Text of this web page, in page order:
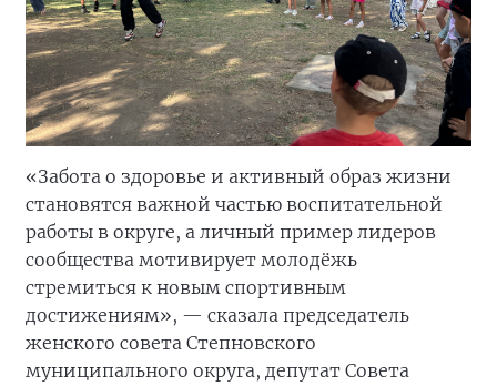
«Забота о здоровье и активный образ жизни
становятся важной частью воспитательной
работы в округе, а личный пример лидеров
сообщества мотивирует молодёжь
стремиться к новым спортивным
достижениям», — сказала председатель
женского совета Степновского
муниципального округа, депутат Совета